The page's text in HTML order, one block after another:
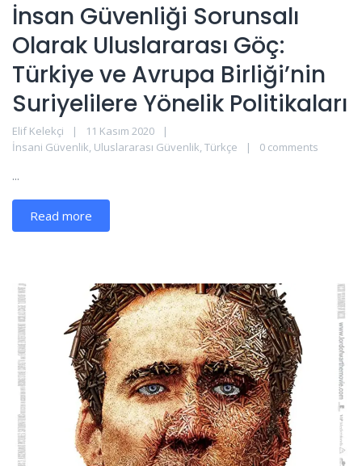
İnsan Güvenliği Sorunsalı
Olarak Uluslararası Göç:
Türkiye ve Avrupa Birliği’nin
Suriyelilere Yönelik Politikaları
Elif Kelekçi
11 Kasım 2020
İnsani Güvenlik, Uluslararası Güvenlik, Türkçe 0 comments
...
Read more